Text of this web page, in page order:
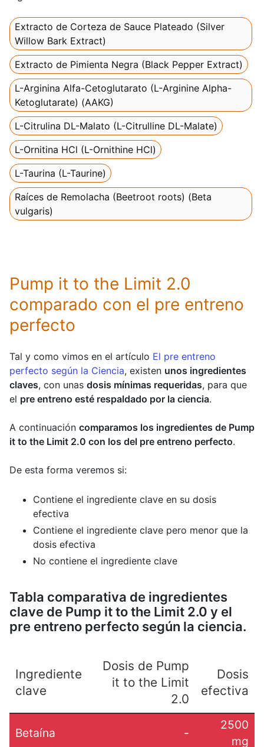
Extracto de Corteza de Sauce Plateado (Silver
Willow Bark Extract)
Extracto de Pimienta Negra (Black Pepper Extract)
L-Arginina Alfa-Cetoglutarato (L-Arginine Alpha-
Ketoglutarate) (AAKG)
L-Citrulina DL-Malato (L-Citrulline DL-Malate)
L-Ornitina HCl (L-Ornithine HCl)
L-Taurina (L-Taurine)
Raíces de Remolacha (Beetroot roots) (Beta
vulgaris)
Pump it to the Limit 2.0
comparado con el pre entreno
perfecto
Tal y como vimos en el artículo El pre entreno
perfecto según la Ciencia, existen unos ingredientes
claves, con unas dosis mínimas requeridas, para que
el pre entreno esté respaldado por la ciencia.
A continuación comparamos los ingredientes de Pump
it to the Limit 2.0 con los del pre entreno perfecto.
De esta forma veremos si:
Contiene el ingrediente clave en su dosis
efectiva
Contiene el ingrediente clave pero menor que la
dosis efectiva
No contiene el ingrediente clave
Tabla comparativa de ingredientes
clave de Pump it to the Limit 2.0 y el
pre entreno perfecto según la ciencia.
Ingrediente
clave
Dosis de Pump
it to the Limit
2.0
Dosis
efectiva
Betaína -
2500
mg